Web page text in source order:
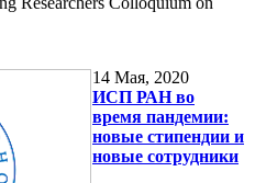
14 Мая, 2020
ИСП РАН во
время пандемии:
новые стипендии и
новые сотрудники